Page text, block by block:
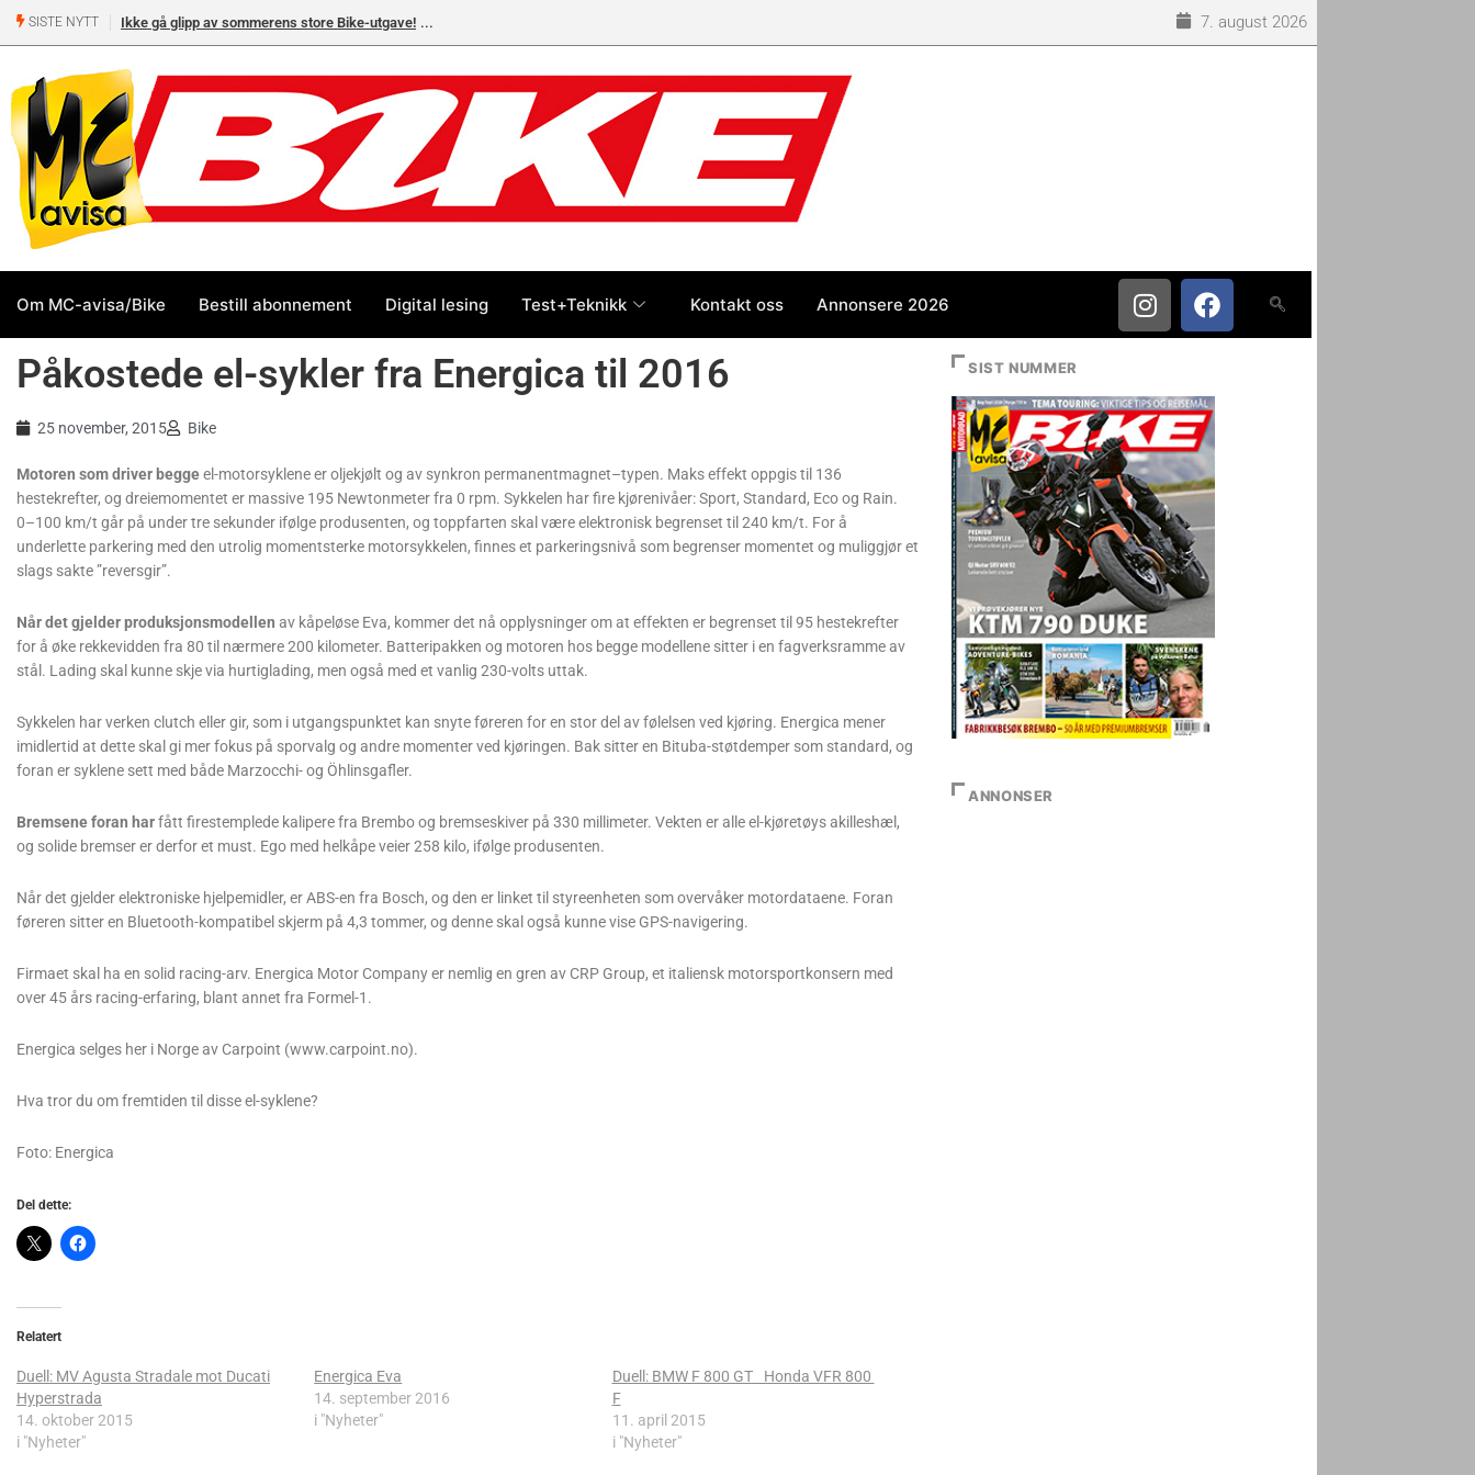
SISTE NYTT Ikke gå glipp av sommerens store Bike-utgave! 7. august 2026
Om MC-avisa/Bike Bestill abonnement Digital lesing Test+Teknikk Kontakt oss Annonsere 2026
Påkostede el-sykler fra Energica til 2016
25 november, 2015 Bike
Motoren som driver beggeel-motorsyklene er oljekjølt og av synkron permanentmagnet–typen. Maks effekt oppgis til 136
hestekrefter, og dreiemomentet er massive 195 Newtonmeter fra 0 rpm. Sykkelen har fire kjørenivåer: Sport, Standard, Eco og Rain.
0–100 km/t går på under tre sekunder ifølge produsenten, og toppfarten skal være elektronisk begrenset til 240 km/t. For å
underlette parkering med den utrolig momentsterke motorsykkelen, finnes et parkeringsnivå som begrenser momentet og muliggjør et
slags sakte ”reversgir”.
Når det gjelder produksjonsmodellen av kåpeløse Eva, kommer det nå opplysninger om at effekten er begrenset til 95 hestekrefter
for å øke rekkevidden fra 80 til nærmere 200 kilometer. Batteripakken og motoren hos begge modellene sitter i en fagverksramme av
stål. Lading skal kunne skje via hurtiglading, men også med et vanlig 230-volts uttak.
Sykkelen har verken clutch eller gir, som i utgangspunktet kan snyte føreren for en stor del av følelsen ved kjøring. Energica mener
imidlertid at dette skal gi mer fokus på sporvalg og andre momenter ved kjøringen. Bak sitter en Bituba-støtdemper som standard, og
foran er syklene sett med både Marzocchi- og Öhlinsgafler.
Bremsene foran harfått firestemplede kalipere fra Brembo og bremseskiver på 330 millimeter. Vekten er alle el-kjøretøys akilleshæl,
og solide bremser er derfor et must. Ego med helkåpe veier 258 kilo, ifølge produsenten.
Når det gjelder elektroniske hjelpemidler, er ABS-en fra Bosch, og den er linket til styreenheten som overvåker motordataene. Foran
føreren sitter en Bluetooth-kompatibel skjerm på 4,3 tommer, og denne skal også kunne vise GPS-navigering.
Firmaet skal ha en solid racing-arv. Energica Motor Company er nemlig en gren av CRP Group, et italiensk motorsportkonsern med
over 45 års racing-erfaring, blant annet fra Formel-1.
Energica selges her i Norge av Carpoint (www.carpoint.no).
Hva tror du om fremtiden til disse el-syklene?
Foto: Energica
Del dette:
Relatert
Duell: MV Agusta Stradale mot Ducati
Hyperstrada
14. oktober 2015
i "Nyheter"
Energica Eva
14. september 2016
i "Nyheter"
Duell: BMW F 800 GT Honda VFR 800
F
11. april 2015
i "Nyheter"
SIST NUMMER
ANNONSER